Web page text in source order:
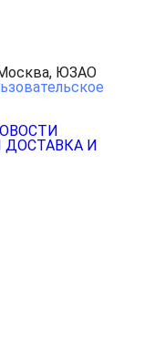
ЮЗАО
ДОСТАВКА И